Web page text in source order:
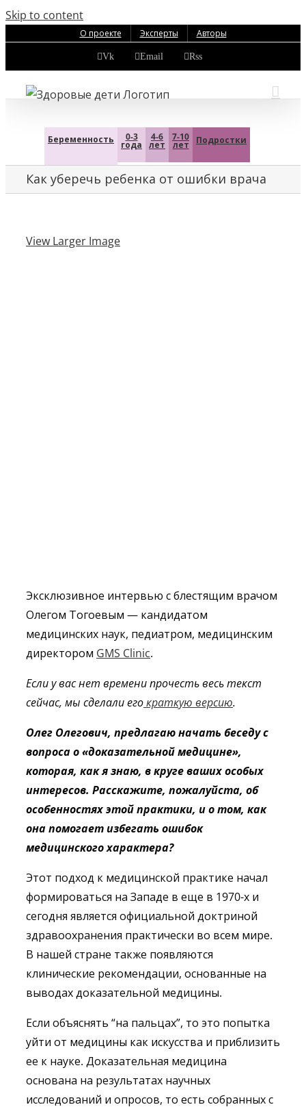
Skip to content
О проекте Эксперты Авторы
Vk Email Rss
Беременность 0-3
года
4-6
лет
7-10
лет Подростки
Как уберечь ребенка от ошибки врача
View Larger Image
Эксклюзивное интервью с блестящим врачом
Олегом Тогоевым — кандидатом
медицинских наук, педиатром, медицинским
директором GMS Clinic.
Если у вас нет времени прочесть весь текст
сейчас, мы сделали егократкую версию.
Олег Олегович, предлагаю начать беседу с
вопроса о «доказательной медицине»,
которая, как я знаю, в круге ваших особых
интересов. Расскажите, пожалуйста, об
особенностях этой практики, и о том, как
она помогает избегать ошибок
медицинского характера?
Этот подход к медицинской практике начал
формироваться на Западе в еще в 1970-х и
сегодня является официальной доктриной
здравоохранения практически во всем мире.
В нашей стране также появляются
клинические рекомендации, основанные на
выводах доказательной медицины.
Если объяснять “на пальцах”, то это попытка
уйти от медицины как искусства и приблизить
ее к науке. Доказательная медицина
основана на результатах научных
исследований и опросов, то есть собранных с